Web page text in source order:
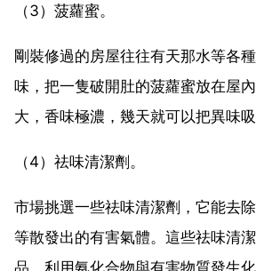
（3）菠蘿蜜。
剛裝修過的房屋往往有天那水等各
味，把一隻破開肚的菠蘿蜜放在屋
大，香味極濃，幾天就可以把異味吸
（4）祛味清潔劑。
市場挑選一些祛味清潔劑，它能去
等散發出的有害氣體。這些祛味清
品，利用氨化合物與有害物質發生